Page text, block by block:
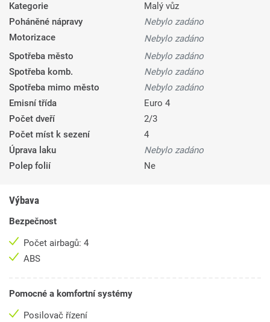
Kategorie
Malý vůz
Poháněné nápravy
Nebylo zadáno
Motorizace
Nebylo zadáno
Spotřeba město
Nebylo zadáno
Spotřeba komb.
Nebylo zadáno
Spotřeba mimo město
Nebylo zadáno
Emisní třída
Euro 4
Počet dveří
2/3
Počet míst k sezení
4
Úprava laku
Nebylo zadáno
Polep folií
Ne
Výbava
Bezpečnost
Počet airbagů: 4
ABS
Pomocné a komfortní systémy
Posilovač řízení